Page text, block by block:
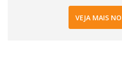
VEJA MAIS